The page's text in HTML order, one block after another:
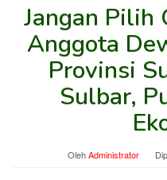
Jangan Pilih
Anggota
Provinsi
Sulbar,
OlehAdministrator